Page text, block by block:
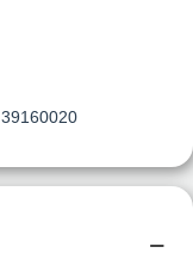
39160020